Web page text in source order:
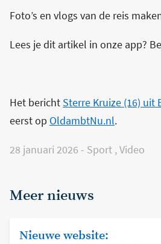
Foto’s en vlogs van de reis
Lees je dit artikel in onze app?
Het bericht Sterre Kruize (16)
eerst op OldambtNu.nl.
28 januari 2026 - Sport ,Video
Meer nieuws
Nieuwe website: